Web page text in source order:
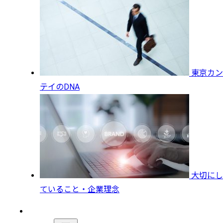
東京カン
テイのDNA
大切にし
ていること・企業理念